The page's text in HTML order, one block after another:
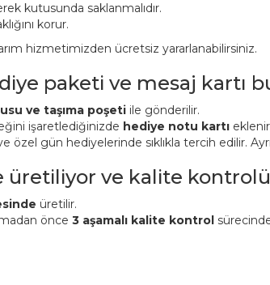
kutusunda saklanmalıdır.
korur.
hizmetimizden ücretsiz yararlanabilirsiniz.
paketi ve mesaj kartı
ve taşıma poşeti ile gönderilir.
işaretlediğinizde hediye notu kartı
gün hediyelerinde sıklıkla tercih edilir.
ve kalite kontrolü
üretilir.
önce 3 aşamalı kalite kontrol